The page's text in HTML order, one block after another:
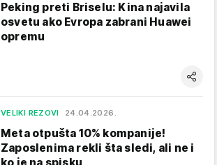
Peking preti Briselu: Kina najavila
osvetu ako Evropa zabrani Huawei
opremu
VELIKI REZOVI 24.04.2026.
Meta otpušta 10% kompanije!
Zaposlenima rekli šta sledi, ali ne i